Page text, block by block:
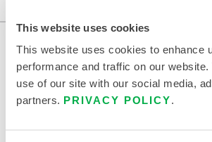
This website uses cookies
This website uses cookies to enhance
performance and traffic on our
use of our site with our social media,
partners. PRIVACY POLICY.